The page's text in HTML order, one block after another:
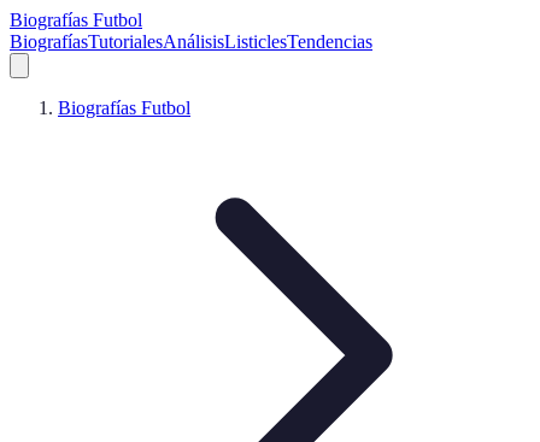
Biografías Futbol
BiografíasTutorialesAnálisisListiclesTendencias
Biografías Futbol